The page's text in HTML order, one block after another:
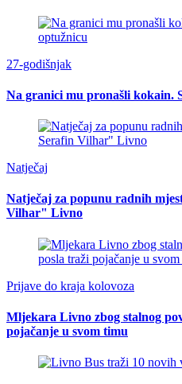
27-godišnjak
Na granici mu pronašli kokain.
Natječaj
Natječaj za popunu radnih
Vilhar" Livno
Prijave do kraja kolovoza
Mljekara Livno zbog stalnog
pojačanje u svom timu